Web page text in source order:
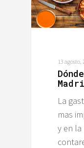
13 agosto,
La
mas
y en